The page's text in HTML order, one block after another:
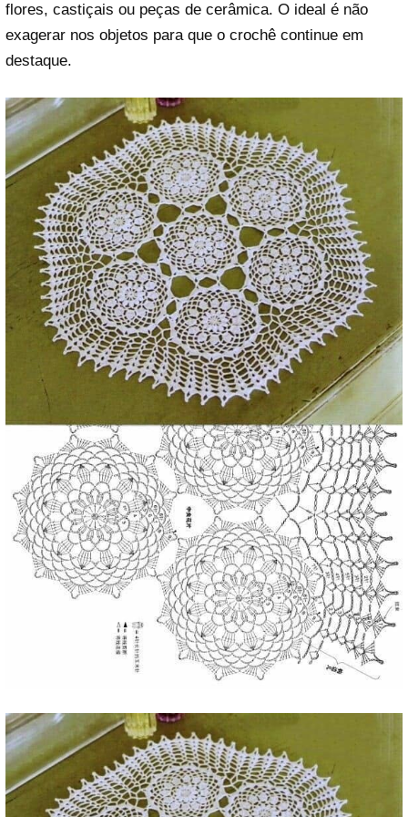
flores, castiçais ou peças de cerâmica. O ideal é não
exagerar nos objetos para que o crochê continue em
destaque.